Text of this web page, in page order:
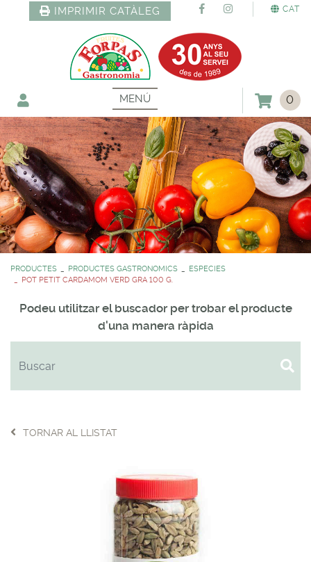
CAT
IMPRIMIR CATÀLEG
MENÚ 0
PRODUCTES PRODUCTES GASTRONOMICS
ESPECIES
POT PETIT CARDAMOM VERD GRA 100 G.
Podeu utilitzar el buscador per trobar el producte
d'una manera ràpida
TORNAR AL LLISTAT